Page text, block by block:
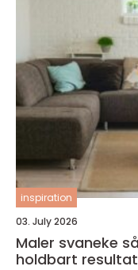
inspiration
03. July 2026
Maler svaneke sådan får du et flot og
holdbart resultat